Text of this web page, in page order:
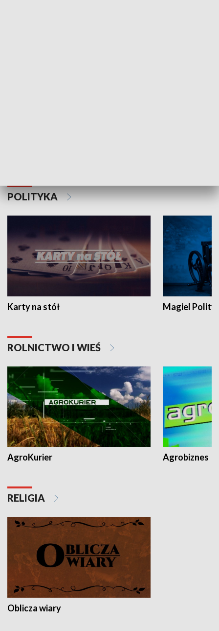
POLITYKA
Karty na stół Magiel
ROLNICTWO I WIEŚ
AgroKurier Agrobiznes
RELIGIA
Oblicza wiary